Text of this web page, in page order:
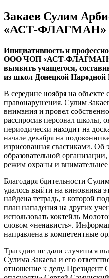
Закаев Сулим
«АСТ-ФЛАГМАН»
Инициативность и
ООО ЧОП «АСТ-ФЛАГМАН»
выявить учащегося,
из школ Донецкой Народной
В середине ноября на объекте
правонарушения. Сулим
внимания и провел
расспросив персонал школы,
периодически находит на
начале декабря на
изрисованная свастиками. Об
образовательной
режим охраны и
Благодаря бдительности
удалось выйти на виновника
найдена тетрадь, в которой
план нападения на других
использовать коктейль
словом «ненависть».
направлена в компетентные
Трагедии не дали случиться
Сулима Закаева и его
отношение к делу.